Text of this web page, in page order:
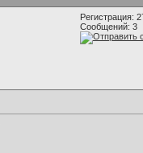
Регистрация:
Сообщений: 3